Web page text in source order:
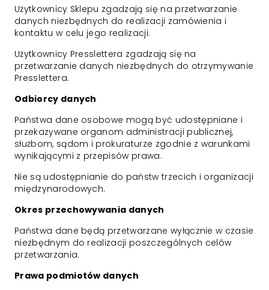
Użytkownicy Sklepu zgadzają się na przetwarzanie
danych niezbędnych do realizacji zamówienia i
kontaktu w celu jego realizacji.
Użytkownicy Presslettera zgadzają się na
przetwarzanie danych niezbędnych do otrzymywanie
Presslettera.
Odbiorcy danych
Państwa dane osobowe mogą być udostępniane i
przekazywane organom administracji publicznej,
służbom, sądom i prokuraturze zgodnie z warunkami
wynikającymi z przepisów prawa.
Nie są udostępnianie do państw trzecich i organizacji
międzynarodowych.
Okres przechowywania danych
Państwa dane będą przetwarzane wyłącznie w czasie
niezbędnym do realizacji poszczególnych celów
przetwarzania.
Prawa podmiotów danych